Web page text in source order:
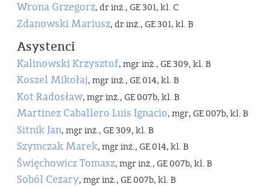
Wrona Grzegorz, dr inż., GE 301, kl. C
Zdanowski Mariusz, dr inż., GE 301, kl. B
Asystenci
Kalinowski Krzysztof, mgr inż., GE 309, kl. B
Koszel Mikołaj, mgr inż., GE 014, kl. B
Kot Radosław, mgr inż., GE 007b, kl. B
Martinez Caballero Luis Ignacio, mgr, GE 007b, kl. B
Sitnik Jan, mgr inż., GE 309, kl. B
Szymczak Marek, mgr inż., GE 014, kl. B
Święchowicz Tomasz, mgr inż., GE 007b, kl. B
Soból Cezary, mgr inż., GE 007b, kl. B